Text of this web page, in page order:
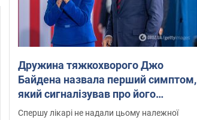
Дружина тяжкохворого Джо
Байдена назвала перший симптом,
який сигналізував про його
"агресивний" рак
Спершу лікарі не надали цьому належної